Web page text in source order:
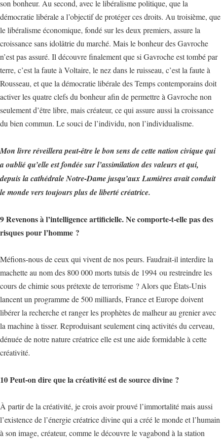
son bonheur. Au second, avec le libéralisme politique, que la
démocratie libérale a l’objectif de protéger ces droits. Au troisième, que
le libéralisme économique, fondé sur les deux premiers, assure la
croissance sans idolâtrie du marché. Mais le bonheur des Gavroche
n’est pas assuré. Il découvre finalement que si Gavroche est tombé par
terre, c’est la faute à Voltaire, le nez dans le ruisseau, c’est la faute à
Rousseau, et que la démocratie libérale des Temps contemporains doit
activer les quatre clefs du bonheur afin de permettre à Gavroche non
seulement d’être libre, mais créateur, ce qui assure aussi la croissance
du bien commun. Le souci de l’individu, non l’individualisme.
Mon livre réveillera peut-être le bon sens de cette nation civique qui
a oublié qu’elle est fondée sur l’assimilation des valeurs et qui,
depuis la cathédrale Notre-Dame jusqu’aux Lumières avait conduit
le monde vers toujours plus de liberté créatrice.
9 Revenons à l’intelligence artificielle. Ne comporte-t-elle pas des
risques pour l’homme ?
Méfions-nous de ceux qui vivent de nos peurs. Faudrait-il interdire la
machette au nom des 800 000 morts tutsis de 1994 ou restreindre les
cours de chimie sous prétexte de terrorisme ? Alors que États-Unis
lancent un programme de 500 milliards, France et Europe doivent
libérer la recherche et ranger les prophètes de malheur au grenier avec
la machine à tisser. Reproduisant seulement cinq activités du cerveau,
dénuée de notre nature créatrice elle est une aide formidable à cette
créativité.
10 Peut-on dire que la créativité est de source divine ?
À partir de la créativité, je crois avoir prouvé l’immortalité mais aussi
l’existence de l’énergie créatrice divine qui a créé le monde et l’humain
à son image, créateur, comme le découvre le vagabond à la station